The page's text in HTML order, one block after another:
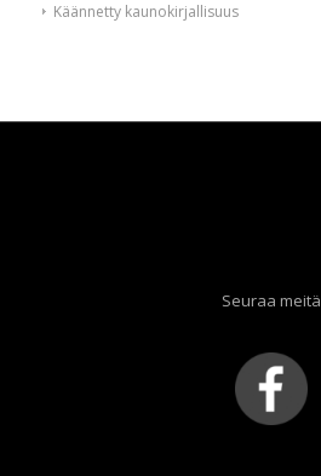
Käännetty kaunokirjallisuus
Seuraa meitä